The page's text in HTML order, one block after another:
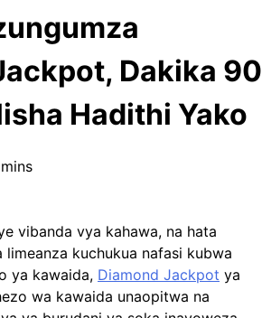
Dakika 90
Hadithi Yako
vibanda vya kahawa, na hata
limeanza kuchukua nafasi kubwa
ya kawaida, Diamond Jackpot ya
wa kawaida unaopitwa na